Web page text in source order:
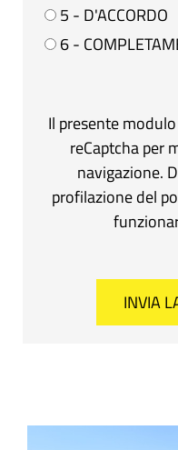
5 - D'ACCORDO
6 -
Il presente
reCaptcha per
navigazione.
profilazione del